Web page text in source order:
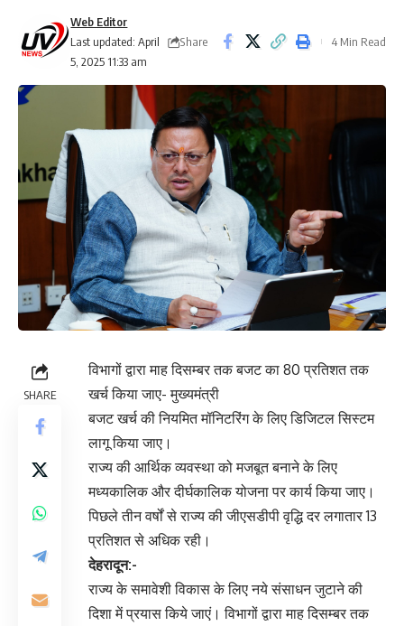
Last updated: April
5, 2025 11:33 am
Web Editor
Share
4 Min Read
SHARE
विभागों द्वारा माह दिसम्बर तक बजट का 80 प्रतिशत तक
खर्च किया जाए- मुख्यमंत्री
बजट खर्च की नियमित मॉनिटरिंग के लिए डिजिटल सिस्टम
लागू किया जाए।
राज्य की आर्थिक व्यवस्था को मजबूत बनाने के लिए
मध्यकालिक और दीर्घकालिक योजना पर कार्य किया जाए।
पिछले तीन वर्षों से राज्य की जीएसडीपी वृद्धि दर लगातार 13
प्रतिशत से अधिक रही।
देहरादून:-
राज्य के समावेशी विकास के लिए नये संसाधन जुटाने की
दिशा में प्रयास किये जाएं। विभागों द्वारा माह दिसम्बर तक